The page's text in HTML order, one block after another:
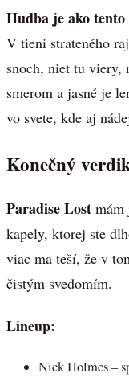
Hudba je ako
V tieni strateného
snoch, niet tu viery,
smerom a jasné je
vo svete, kde aj
Konečný
Paradise Lost mám
kapely, ktorej ste
viac ma teší, že v
čistým svedomím.
Lineup:
Nick Holmes –